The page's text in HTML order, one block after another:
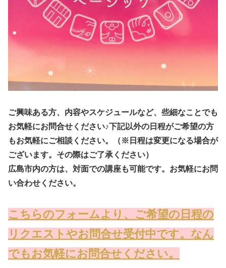
ご興味ある方、内容やスケジュールなど、些細なことでも
お気軽にお問合せください♪下記以外の日程がご希望の方
もお気軽にご相談ください。（※日程は変更になる場合が
ございます。その際はご了承ください）
広島市内の方は、対面での講座も可能です。お気軽にお問
い合わせください。
こちらのフォームより、ご希望の日程の
リクエストやお問合せ受付中です。なん
でもお気軽にお問合せください。